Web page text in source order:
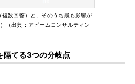
複数回答）と、そのうち最も影響が
（出典：アビームコンサルティン
隔てる3つの分岐点